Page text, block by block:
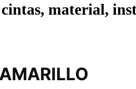
material,